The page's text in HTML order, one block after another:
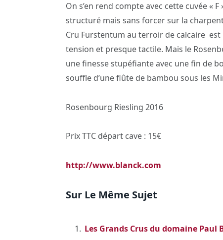
On s’en rend compte avec cette cuvée «
structuré mais sans forcer sur la
Cru Furstentum au terroir de calcaire est
tension et presque tactile. Mais le
une finesse stupéfiante avec une fin de
souffle d’une flûte de bambou sous les
Rosenbourg Riesling 2016
Prix TTC départ cave : 15€
http://www.blanck.com
Sur Le Même Sujet
Les Grands Crus du domaine Paul